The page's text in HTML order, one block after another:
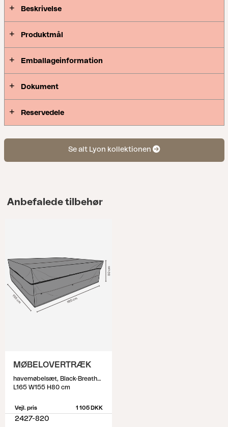
Beskrivelse
Produktmål
Emballageinformation
Dokument
Reservedele
Se alt Lyon kollektionen
Anbefalede tilbehør
MØBELOVERTRÆK
havemøbelsæt, Black-Breathable
L165 W155 H80 cm
Vejl. pris 1 105 DKK
2427-820